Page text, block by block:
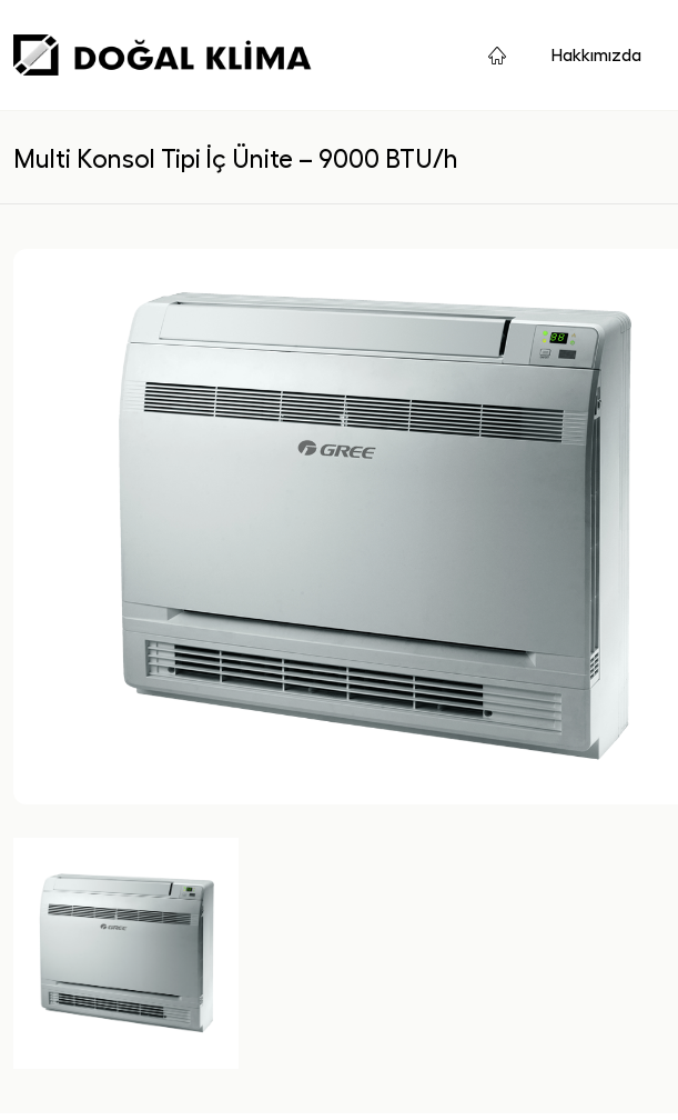
Hakkımızda
Multi Konsol Tipi İç Ünite – 9000 BTU/h